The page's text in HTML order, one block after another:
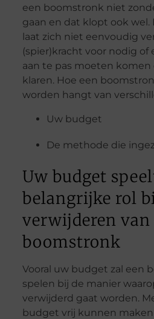
een boomstronk niet
gaan en dat klopt ook
laat zich niet eenvoudig
(spier)kracht voor nodig of
aan te pas moeten
klaren. Hoe een
worden hangt van
Uw budget
De methode die
Uw budget
belangrijke rol
verwijderen van
boomstronk
Vooral uw budget zal een
spelen bij de manier
verwijderd gaat worden.
budget vrij kunnen